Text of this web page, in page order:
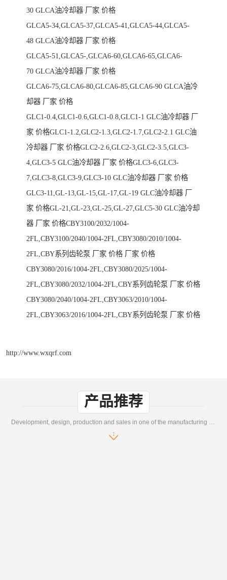
30 GLCA油冷却器 厂家 价格
GLCA5-34,GLCA5-37,GLCA5-41,GLCA5-44,GLCA5-
48 GLCA油冷却器 厂家 价格
GLCA5-51,GLCA5-,GLCA6-60,GLCA6-65,GLCA6-
70 GLCA油冷却器 厂家 价格
GLCA6-75,GLCA6-80,GLCA6-85,GLCA6-90 GLCA油冷
却器 厂家 价格
GLC1-0.4,GLC1-0.6,GLC1-0.8,GLC1-1 GLC油冷却器 厂
家 价格GLC1-1.2,GLC2-1.3,GLC2-1.7,GLC2-2.1 GLC油
冷却器 厂家 价格GLC2-2.6,GLC2-3,GLC2-3.5,GLC3-
4,GLC3-5 GLC油冷却器 厂家 价格GLC3-6,GLC3-
7,GLC3-8,GLC3-9,GLC3-10 GLC油冷却器 厂家 价格
GLC3-11,GL-13,GL-15,GL-17,GL-19 GLC油冷却器 厂
家 价格GL-21,GL-23,GL-25,GL-27,GLC5-30 GLC油冷却
器 厂家 价格CBY3100/2032/1004-
2FL,CBY3100/2040/1004-2FL,CBY3080/2010/1004-
2FL,CBY系列齿轮泵 厂家 价格 厂家 价格
CBY3080/2016/1004-2FL,CBY3080/2025/1004-
2FL,CBY3080/2032/1004-2FL,CBY系列齿轮泵 厂家 价格
CBY3080/2040/1004-2FL,CBY3063/2010/1004-
2FL,CBY3063/2016/1004-2FL,CBY系列齿轮泵 厂家 价格
http://www.wxqrf.com
产品推荐